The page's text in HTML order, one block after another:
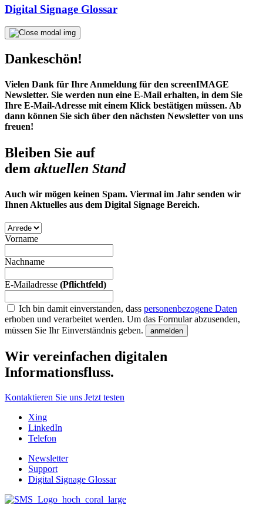
Digital Signage Glossar
Dankeschön!
Vielen Dank für Ihre Anmeldung für den screenIMAGE
Newsletter. Sie werden nun eine E-Mail erhalten, in dem Sie
Ihre E-Mail-Adresse mit einem Klick bestätigen müssen. Ab
dann können Sie sich über den nächsten Newsletter von uns
freuen!
Bleiben Sie auf
dem aktuellen Stand
Auch wir mögen keinen Spam. Viermal im Jahr senden wir
Ihnen Aktuelles aus dem Digital Signage Bereich.
Vorname
Nachname
E-Mailadresse (Pflichtfeld)
Ich bin damit einverstanden, dass personenbezogene Daten
erhoben und verarbeitet werden. Um das Formular abzusenden,
müssen Sie Ihr Einverständnis geben.
anmelden
Wir vereinfachen digitalen
Informationsfluss.
Kontaktieren Sie uns Jetzt testen
Xing
LinkedIn
Telefon
Newsletter
Support
Digital Signage Glossar